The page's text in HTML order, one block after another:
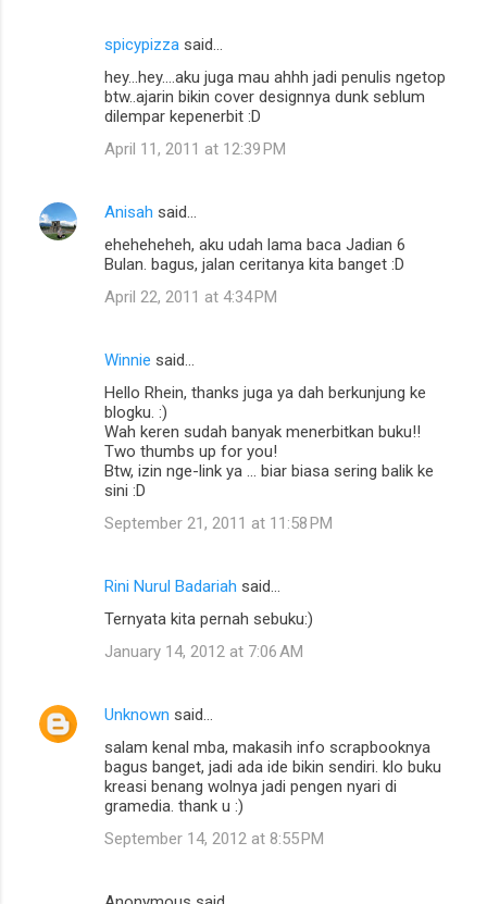
spicypizza said…
hey...hey....aku juga mau ahhh jadi penulis ngetop
btw..ajarin bikin cover designnya dunk seblum
dilempar kepenerbit :D
April 11, 2011 at 12:39 PM
Anisah said…
eheheheheh, aku udah lama baca Jadian 6
Bulan. bagus, jalan ceritanya kita banget :D
April 22, 2011 at 4:34 PM
Winnie said…
Hello Rhein, thanks juga ya dah berkunjung ke
blogku. :)
Wah keren sudah banyak menerbitkan buku!!
Two thumbs up for you!
Btw, izin nge-link ya ... biar biasa sering balik ke
sini :D
September 21, 2011 at 11:58 PM
Rini Nurul Badariah said…
Ternyata kita pernah sebuku:)
January 14, 2012 at 7:06 AM
Unknown said…
salam kenal mba, makasih info scrapbooknya
bagus banget, jadi ada ide bikin sendiri. klo buku
kreasi benang wolnya jadi pengen nyari di
gramedia. thank u :)
September 14, 2012 at 8:55 PM